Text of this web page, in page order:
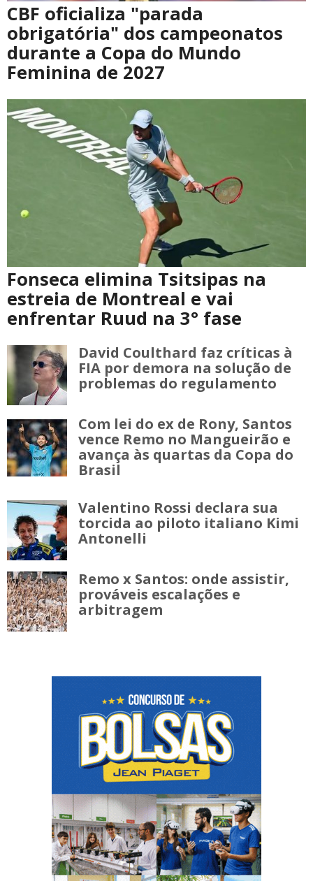
CBF oficializa "parada
obrigatória" dos campeonatos
durante a Copa do Mundo
Feminina de 2027
Fonseca elimina Tsitsipas na
estreia de Montreal e vai
enfrentar Ruud na 3° fase
David Coulthard faz críticas à
FIA por demora na solução de
problemas do regulamento
Com lei do ex de Rony, Santos
vence Remo no Mangueirão e
avança às quartas da Copa do
Brasil
Valentino Rossi declara sua
torcida ao piloto italiano Kimi
Antonelli
Remo x Santos: onde assistir,
prováveis escalações e
arbitragem